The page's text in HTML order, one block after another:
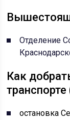
Отделение
Как
остановка